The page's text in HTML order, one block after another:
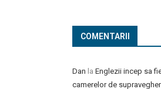
COMENTARII
Dan la Englezii incep sa
camerelor de